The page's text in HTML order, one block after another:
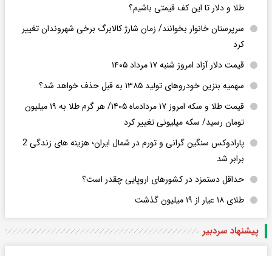
طلا و دلار تا این کف قیمتی باشیم؟
سرپرستان خانوار بخوانند/ زمان شارژ کالابرگ برخی شهروندان تغییر
کرد
قیمت دلار آزاد امروز شنبه ۱۷ مرداد ۱۴۰۵
سهمیه بنزین خودروهای تولید ۱۳۸۵ به قبل حذف خواهد شد؟
قیمت طلا و سکه امروز ۱۷ مردادماه ۱۴۰۵/ هر گرم طلا به ۱۹ میلیون
تومان رسید/ سکه میلیونی تغییر کرد
پارادوکس سنگین گرانی و تورم در شمال ایران؛ هزینه های زندگی 2
برابر ‌شد
حداقل دستمزد در کشورهای اروپایی چقدر است؟
طلای ۱۸ عیار از ۱۹ میلیون گذشت
پیشنهاد سردبیر